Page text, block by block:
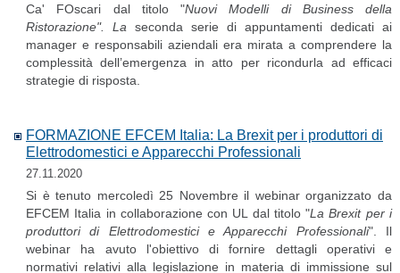
Ca' FOscari dal titolo "Nuovi Modelli di Business della
Ristorazione". La seconda serie di appuntamenti dedicati ai
manager e responsabili aziendali era mirata a comprendere la
complessità dell’emergenza in atto per ricondurla ad efficaci
strategie di risposta.
FORMAZIONE EFCEM Italia: La Brexit per i produttori di
Elettrodomestici e Apparecchi Professionali
27.11.2020
Si è tenuto mercoledì 25 Novembre il webinar organizzato da
EFCEM Italia in collaborazione con UL dal titolo "La Brexit per i
produttori di Elettrodomestici e Apparecchi Professionali". Il
webinar ha avuto l'obiettivo di fornire dettagli operativi e
normativi relativi alla legislazione in materia di immissione sul